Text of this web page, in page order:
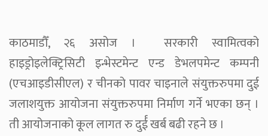
काठमाडौँ, २६ असोज । सरकारी स्वामित्वको
हाइड्रोइलेक्ट्रिसिटी इन्भेस्टमेन्ट एन्ड डेभलपमेन्ट कम्पनी
(एचआइडीसीएल) र चीनको पावर चाइनाले संयुक्तरुपमा दुई
जलाशयुक्त आयोजना संयुक्तरुपमा निर्माण गर्ने भएका छन् ।
ती आयोजनाको कूल लागत रु दुर्ई खर्ब बढी रहने छ ।